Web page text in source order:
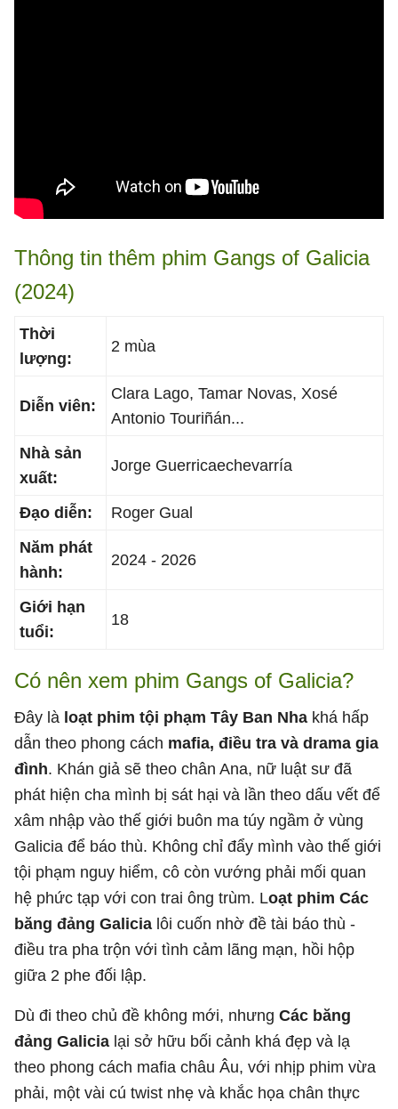
Thông tin thêm phim Gangs of Galicia
(2024)
Thời
lượng:
2 mùa
Diễn viên:
Clara Lago, Tamar Novas, Xosé
Antonio Touriñán...
Nhà sản
xuất:
Jorge Guerricaechevarría
Đạo diễn:
Roger Gual
Năm phát
hành:
2024 - 2026
Giới hạn
tuổi:
18
Có nên xem phim Gangs of Galicia?
Đây là loạt phim tội phạm Tây Ban Nha khá hấp
dẫn theo phong cách mafia, điều tra và drama gia
đình. Khán giả sẽ theo chân Ana, nữ luật sư đã
phát hiện cha mình bị sát hại và lần theo dấu vết để
xâm nhập vào thế giới buôn ma túy ngầm ở vùng
Galicia để báo thù. Không chỉ đẩy mình vào thế giới
tội phạm nguy hiểm, cô còn vướng phải mối quan
hệ phức tạp với con trai ông trùm. Loạt phim Các
băng đảng Galicia lôi cuốn nhờ đề tài báo thù -
điều tra pha trộn với tình cảm lãng mạn, hồi hộp
giữa 2 phe đối lập.
Dù đi theo chủ đề không mới, nhưng Các băng
đảng Galicia lại sở hữu bối cảnh khá đẹp và lạ
theo phong cách mafia châu Âu, với nhịp phim vừa
phải, một vài cú twist nhẹ và khắc họa chân thực